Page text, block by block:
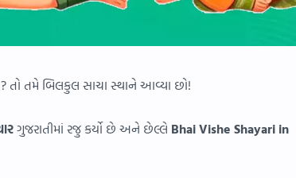
તો તમે બિલકુલ સાચા સ્થાને આવ્યા છો!
ગુજરાતીમાં રજુ કર્યો છે અને છેલ્લે Bhai Vishe Shayari in